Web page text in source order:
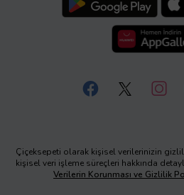
Çiçeksepeti olarak kişisel verilerinizin
kişisel veri işleme süreçleri hakkında
Verilerin Korunması ve Gizlilik